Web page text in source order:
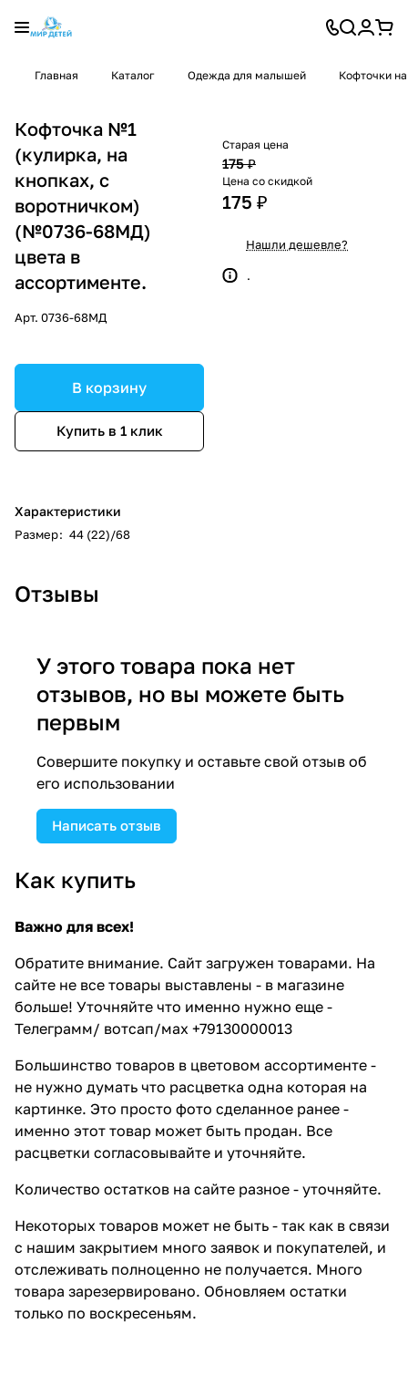
Главная Каталог Одежда для малышей Кофточки
Кофточка №1
(кулирка, на
кнопках, с
воротничком)
(№0736-68МД)
цвета в
ассортименте.
Арт. 0736-68МД
В корзину
Купить в 1 клик
Характеристики
Размер: 44 (22)/68
Старая цена
175 ₽
Цена со скидкой
175 ₽
Нашли дешевле?
.
Отзывы
У этого товара пока нет
отзывов, но вы можете быть
первым
Совершите покупку и оставьте свой отзыв об
его использовании
Написать отзыв
Как купить
Важно для всех!
Обратите внимание. Сайт загружен товарами. На
сайте не все товары выставлены - в магазине
больше! Уточняйте что именно нужно еще -
Телеграмм/ вотсап/мах +79130000013
Большинство товаров в цветовом ассортименте -
не нужно думать что расцветка одна которая на
картинке. Это просто фото сделанное ранее -
именно этот товар может быть продан. Все
расцветки согласовывайте и уточняйте.
Количество остатков на сайте разное - уточняйте.
Некоторых товаров может не быть - так как в связи
с нашим закрытием много заявок и покупателей, и
отслеживать полноценно не получается. Много
товара зарезервировано. Обновляем остатки
только по воскресеньям.